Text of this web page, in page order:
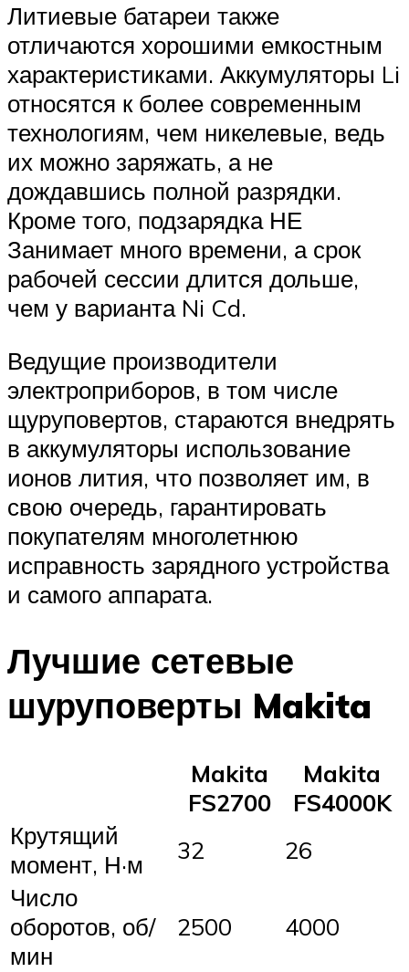
Литиевые батареи также
отличаются хорошими емкостным
характеристиками. Аккумуляторы Li
относятся к более современным
технологиям, чем никелевые, ведь
их можно заряжать, а не
дождавшись полной разрядки.
Кроме того, подзарядка НЕ ​​
Занимает много времени, а срок
рабочей сессии длится дольше,
чем у варианта Ni Cd.
Ведущие производители
электроприборов, в том числе
щуруповертов, стараются внедрять
в аккумуляторы использование
ионов лития, что позволяет им, в
свою очередь, гарантировать
покупателям многолетнюю
исправность зарядного устройства
и самого аппарата.
Лучшие сетевые
шуруповерты Makita
Makita
FS2700
Makita
FS4000K
Крутящий
момент, Н·м
32
26
Число
оборотов, об/
мин
2500 4000